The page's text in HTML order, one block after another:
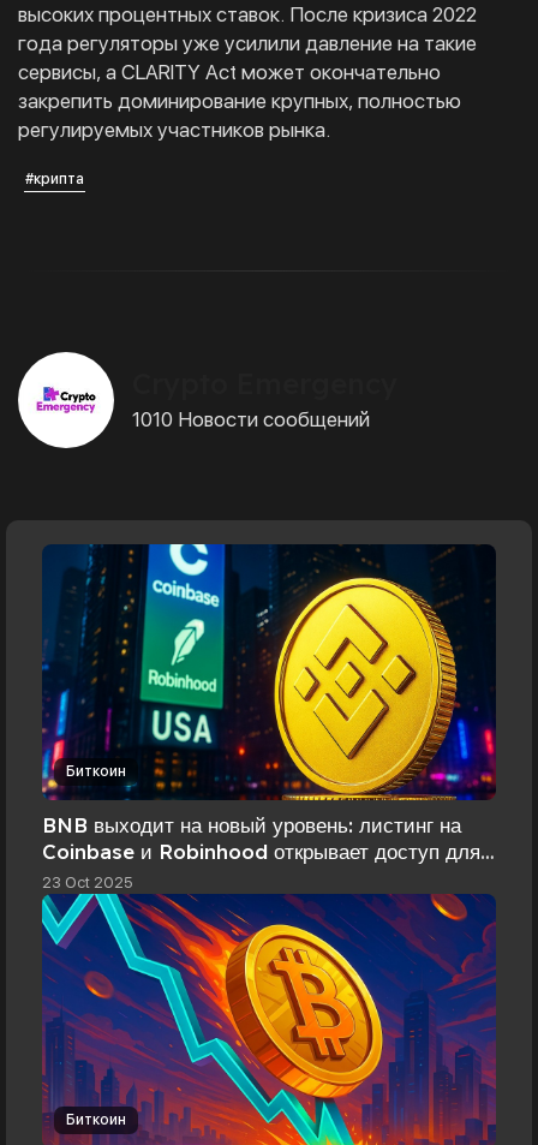
высоких процентных ставок. После кризиса 2022
года регуляторы уже усилили давление на такие
сервисы, а CLARITY Act может окончательно
закрепить доминирование крупных, полностью
регулируемых участников рынка.
#крипта
1010 Новости сообщений
Биткоин
BNB выходит на новый уровень: листинг на
Coinbase и Robinhood открывает доступ для
инвесторов из США
23 Oct 2025
Биткоин